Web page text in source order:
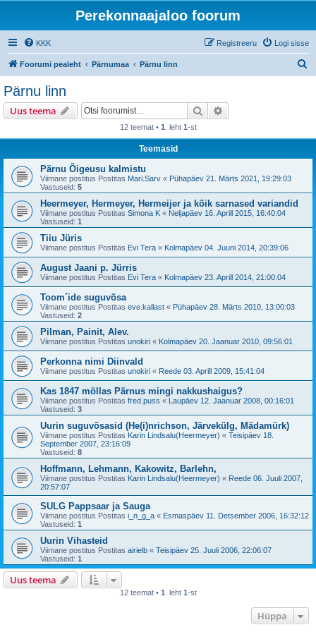
Perekonnaajaloo foorum
KKK Logi sisse
Registreeru
Foorumi pealeht Pärnumaa Pärnu linn
Pärnu linn
Uus teema Otsi
12 teemat • 1 . leht 1-st
Teemasid
Pärnu Õigeusu kalmistu
Viimane postitus Postitas Mari.Sarv « Pühapäev 21. Märts 2021, 19:29:03
Vastuseid: 5
Heermeyer, Hermeyer, Hermeijer ja kõik sarnased variandid
Viimane postitus Postitas Simona K « Neljapäev 16. Aprill 2015, 16:40:04
Vastuseid: 1
Tiiu Jüris
Viimane postitus Postitas Evi Tera « Kolmapäev 04. Juuni 2014, 20:39:06
August Jaani p. Jürris
Viimane postitus Postitas Evi Tera « Kolmapäev 23. Aprill 2014, 21:00:04
Toom´ide suguvõsa
Viimane postitus Postitas eve.kallast « Pühapäev 28. Märts 2010, 13:00:03
Vastuseid: 2
Pilman, Painit, Alev.
Viimane postitus Postitas unokiri « Kolmapäev 20. Jaanuar 2010, 09:56:01
Perkonna nimi Diinvald
Viimane postitus Postitas unokiri « Reede 03. Aprill 2009, 15:41:04
Kas 1847 möllas Pärnus mingi nakkushaigus?
Viimane postitus Postitas fred.puss « Laupäev 12. Jaanuar 2008, 00:16:01
Vastuseid: 3
Uurin suguvõsasid (He(i)nrichson, Järvekülg, Mädamürk)
Viimane postitus Postitas Karin Lindsalu(Heermeyer) « Teisipäev 18.
September 2007, 23:16:09
Vastuseid: 8
Hoffmann, Lehmann, Kakowitz, Barlehn,
Viimane postitus Postitas Karin Lindsalu(Heermeyer) « Reede 06. Juuli 2007,
20:57:07
SULG Pappsaar ja Sauga
Viimane postitus Postitas i_n_g_a « Esmaspäev 11. Detsember 2006, 16:32:12
Vastuseid: 1
Uurin Vihasteid
Viimane postitus Postitas airielb « Teisipäev 25. Juuli 2006, 22:06:07
Vastuseid: 1
Uus teema
12 teemat • 1 . leht 1-st
Hüppa